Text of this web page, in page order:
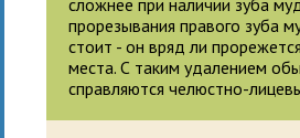
прорезывания правого зуба
стоит - он вряд ли
места. С таким удалением
справляются челюстно-